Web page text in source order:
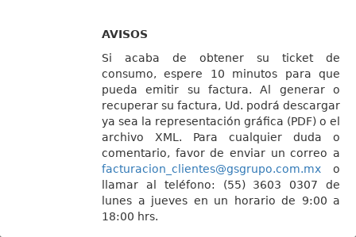
AVISOS
Si acaba de obtener su ticket de
consumo, espere 10 minutos para que
pueda emitir su factura. Al generar o
recuperar su factura, Ud. podrá descargar
ya sea la representación gráfica (PDF) o el
archivo XML. Para cualquier duda o
comentario, favor de enviar un correo a
facturacion_clientes@gsgrupo.com.mx o
llamar al teléfono: (55) 3603 0307 de
lunes a jueves en un horario de 9:00 a
18:00 hrs.